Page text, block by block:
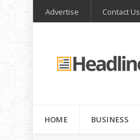
Advertise Contact Us
HOME BUSINESS